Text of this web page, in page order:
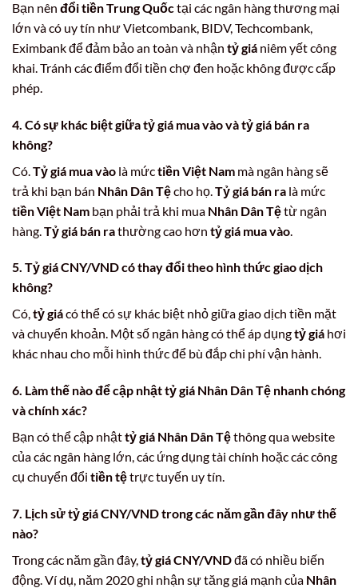
Bạn nên đổi tiền Trung Quốctại các ngân hàng thương mại
lớn và có uy tín như Vietcombank, BIDV, Techcombank,
Eximbank để đảm bảo an toàn và nhận tỷ giá niêm yết công
khai. Tránh các điểm đổi tiền chợ đen hoặc không được cấp
phép.
4. Có sự khác biệt giữatỷ giá mua vàovàtỷ giá bán ra
không?
Có. Tỷ giá mua vào là mứctiền Việt Nam mà ngân hàng sẽ
trả khi bạn bán Nhân Dân Tệcho họ. Tỷ giá bán ra là mức
tiền Việt Nam bạn phải trả khi mua Nhân Dân Tệtừ ngân
hàng. Tỷ giá bán rathường cao hơn tỷ giá mua vào
5. Tỷ giá CNY/VNDcó thay đổi theo hình thức giao dịch
không?
Có,tỷ giácó thể có sự khác biệt nhỏ giữa giao dịch tiền mặt
và chuyển khoản. Một số ngân hàng có thể áp dụngtỷ giá hơi
khác nhau cho mỗi hình thức để bù đắp chi phí vận hành.
6. Làm thế nào để cập nhậttỷ giá Nhân Dân Tệ nhanh chóng
và chính xác?
Bạn có thể cập nhậttỷ giá Nhân Dân Tệthông qua website
của các ngân hàng lớn, các ứng dụng tài chính hoặc các công
cụ chuyển đổi tiền tệtrực tuyến uy tín.
7. Lịch sửtỷ giá CNY/VNDtrong các năm gần đây như thế
nào?
Trong các năm gần đây,tỷ giá CNY/VNDđã có nhiều biến
động. Ví dụ, năm 2020 ghi nhận sự tăng giá mạnh của Nhân